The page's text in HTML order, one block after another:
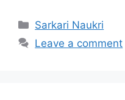
Categories
Sarkari Naukri
Leave a comment